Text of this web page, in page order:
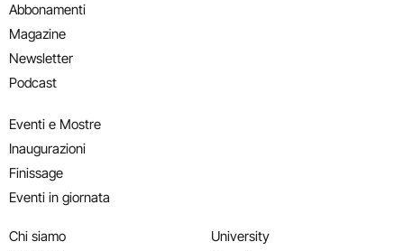
Abbonamenti
Magazine
Newsletter
Podcast
Eventi e Mostre
Inaugurazioni
Finissage
Eventi in giornata
Chi siamo
University